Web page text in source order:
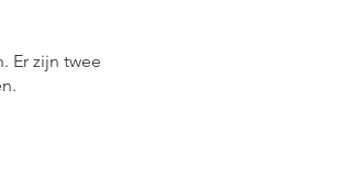
Er zijn twee